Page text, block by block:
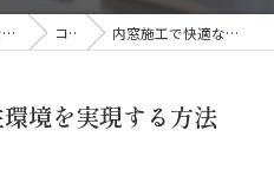
東京都八王子市のリフォームならコスモトーヨー住器株式会社 コラム 内窓施工で快適な住環境を実現する方法
境を実現する方法